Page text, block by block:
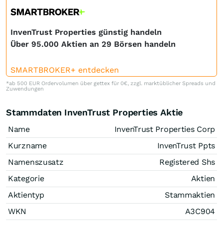
InvenTrust Properties günstig handeln
Über 95.000 Aktien an 29 Börsen handeln
SMARTBROKER+ entdecken
*ab 500 EUR Ordervolumen über gettex für 0€, zzgl. marktüblicher Spreads und
Zuwendungen
Stammdaten InvenTrust Properties Aktie
Name
InvenTrust Properties Corp
Kurzname
InvenTrust Ppts
Namenszusatz
Registered Shs
Kategorie
Aktien
Aktientyp
Stammaktien
WKN
A3C904